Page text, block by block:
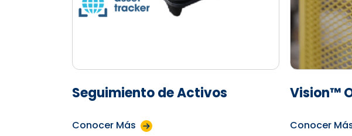
Seguimiento de Activos
Conocer Más
Vision™
Conocer